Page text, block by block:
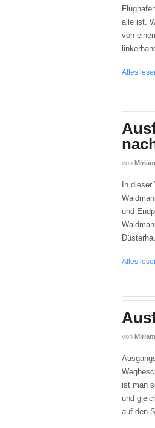
alle ist.
von
Alles
von Miriam
In
und
Alles
von Miriam
ist man
und
auf den